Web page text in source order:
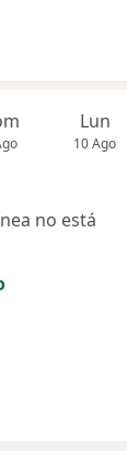
Lun
10 Ago
no está